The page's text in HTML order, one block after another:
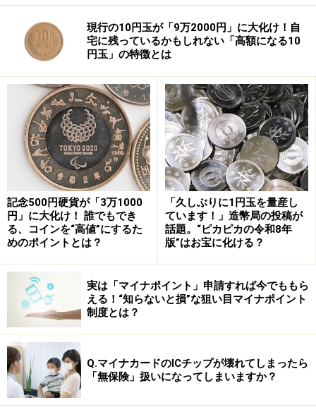
繁田さん：
結論から言えば、認知症は誰にでも起こりう
る病気です。特別な体質の人だけがなるものではなく、
年齢を重ねれば重ねるほど発症するリスクは誰でも高ま
ります。
安藤さん：やはり、「一部の人だけの病気」ではないん
ですね。
繁田さん：はい。たとえば65歳を超えると、年齢ととも
に発症する方の割合はぐっと上がっていきます。特に85
歳以上で見れば、その割合は30～40％にまで達するとい
う調査結果もあり、これは実に「3～4人に1人」が認知
症と共に生きているという計算になります。
安藤さん：
聞くと、急に他人事ではなくなりますね。この背景には
やはり、寿命が延びた影響が大きいのでしょうか。長生
きできるようになったからこそ向き合わなければならな
い、現代社会ならではの課題とも言えそうですね。
繁田さん：その側面は大きいですね。認知症の人が増え
ているのは、日本が長寿国になったからです。かつては
現行の10円玉が「9万2000円」に大化け！自
宅に残っているかもしれない「高額になる10
円玉」の特徴とは
記念500円硬貨が「3万1000
円」に大化け！ 誰でもでき
る、コインを“高値”にするた
めのポイントとは？
「久しぶりに1円玉を量産し
ています！」造幣局の投稿が
話題。“ピカピカの令和8年
版”はお宝に化ける？
実は「マイナポイント」申請すれば今でももら
える！“知らないと損”な狙い目マイナポイント
制度とは？
Q.マイナカードのICチップが壊れてしまったら
「無保険」扱いになってしまいますか？